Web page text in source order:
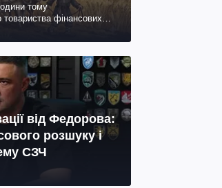
тому
товариства фінансових
від Федорова:
розшуку і
СЗЧ